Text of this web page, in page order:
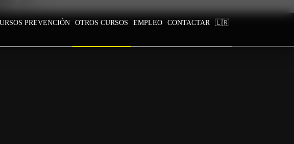
PREVENCIÓN OTROS CURSOS EMPLEO CONTACTAR 🇱🇷